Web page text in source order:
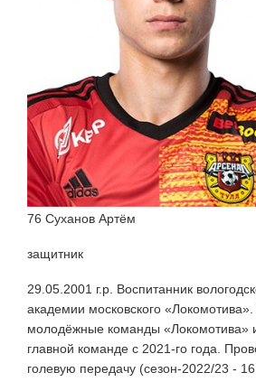
76 Суханов Артём
защитник
29.05.2001 г.р. Воспитанник
академии московского «Локомотива».
молодёжные команды «Локомотива»
главной команде с 2021-го года.
голевую передачу (сезон-2022/23 -